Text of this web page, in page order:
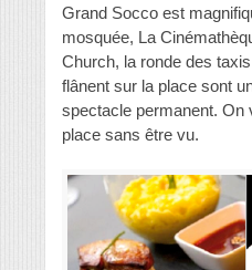
Grand Socco est
mosquée, La
Church, la ronde des
flânent sur la place sont
spectacle permanent. On
place sans être vu.